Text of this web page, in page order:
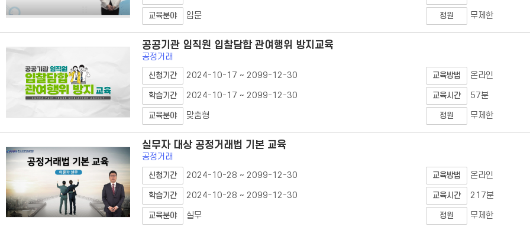
교육분야 입문 정원 무제한
공공기관 임직원 입찰담합 관여행위 방지교육
공정거래
신청기간 2024-10-17 ~ 2099-12-30 교육방법 온라인
학습기간 2024-10-17 ~ 2099-12-30 교육시간 57분
교육분야 맞춤형 정원 무제한
실무자 대상 공정거래법 기본 교육
공정거래
신청기간 2024-10-28 ~ 2099-12-30 교육방법 온라인
학습기간 2024-10-28 ~ 2099-12-30 교육시간 217분
교육분야 실무 정원 무제한